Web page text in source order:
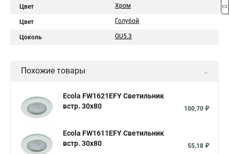
Цвет Хром
Цвет Голубой
Цоколь GU5.3
Похожие товары
Ecola FW1621EFY Светильник
встр. 30x80
100,70 ₽
Ecola FW1611EFY Светильник
встр. 30x80
55,18 ₽